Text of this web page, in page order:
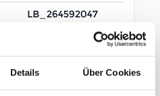
Details Über Cookies
LB_264592047